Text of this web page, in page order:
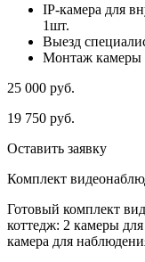
IP-камера для
1шт.
Выезд
Монтаж камеры
25 000 руб.
19 750 руб.
Оставить заявку
Комплект
Готовый комплект
коттедж: 2 камеры
камера для